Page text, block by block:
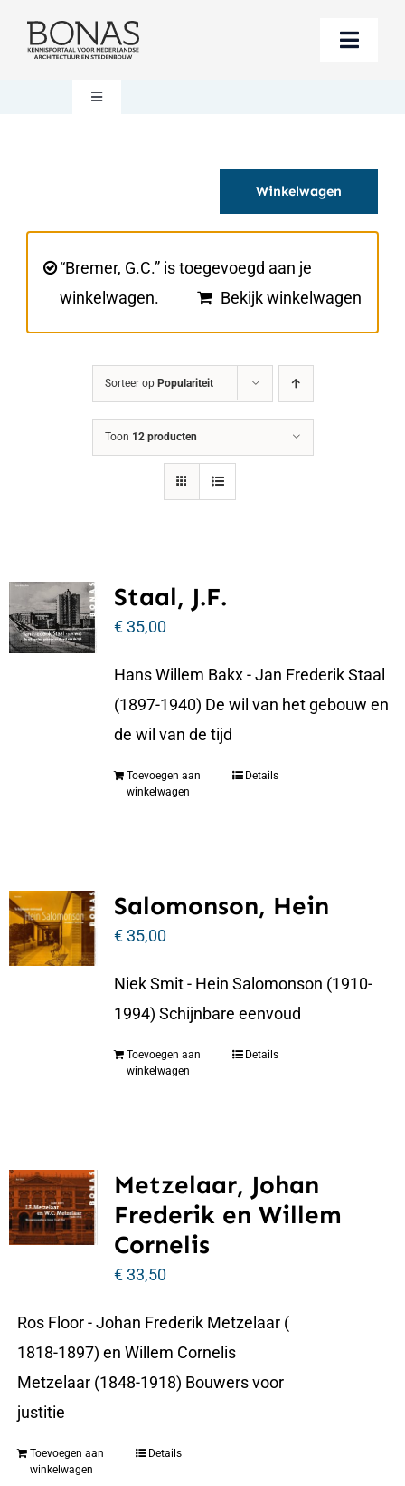
naar
Toggle
Berichten
Steun BONAS
Toggle
Winkelwagen
Winkelwagen
“Bremer, G.C.” is toegevoegd aan je
winkelwagen.
Bekijk winkelwagen
Sorteer op Populariteit
Toon 12 producten
Staal, J.F.
€35,00
Hans Willem Bakx - Jan Frederik Staal
(1897-1940) De wil van het gebouw en
de wil van de tijd
Toevoegen aan
winkelwagen
Details
Salomonson, Hein
€35,00
Niek Smit - Hein Salomonson (1910-
1994) Schijnbare eenvoud
Toevoegen aan
winkelwagen
Details
Metzelaar, Johan
Frederik en Willem
Cornelis
€33,50
Ros Floor - Johan Frederik Metzelaar (
1818-1897) en Willem Cornelis
Metzelaar (1848-1918) Bouwers voor
justitie
Toevoegen aan
winkelwagen
Details